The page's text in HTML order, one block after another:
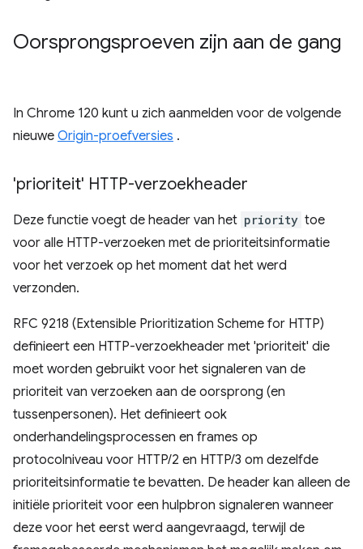
Oorsprongsproeven zijn aan de gang
In Chrome 120 kunt u zich aanmelden voor de volgende
nieuwe Origin-proefversies .
'prioriteit' HTTP-verzoekheader
Deze functie voegt de header van het priority toe
voor alle HTTP-verzoeken met de prioriteitsinformatie
voor het verzoek op het moment dat het werd
verzonden.
RFC 9218 (Extensible Prioritization Scheme for HTTP)
definieert een HTTP-verzoekheader met 'prioriteit' die
moet worden gebruikt voor het signaleren van de
prioriteit van verzoeken aan de oorsprong (en
tussenpersonen). Het definieert ook
onderhandelingsprocessen en frames op
protocolniveau voor HTTP/2 en HTTP/3 om dezelfde
prioriteitsinformatie te bevatten. De header kan alleen de
initiële prioriteit voor een hulpbron signaleren wanneer
deze voor het eerst werd aangevraagd, terwijl de